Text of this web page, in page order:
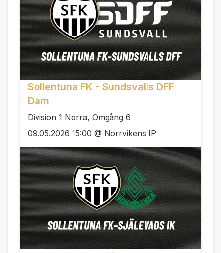
Sollentuna FK - Sundsvalls DFF
Dam
Division 1 Norra, Omgång 6
09.05.2026 15:00 @ Norrvikens IP